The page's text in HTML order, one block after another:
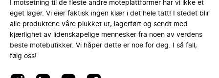
I motsetning til de fleste andre moteplattformer har vi ikke et
eget lager. Vi eier faktisk ingen klær i det hele tatt! I stedet blir
alle produktene våre plukket ut, lagerført og sendt med
kjærlighet av lidenskapelige mennesker fra noen av verdens
beste motebutikker. Vi håper dette er noe for deg. I så fall,
følg oss!